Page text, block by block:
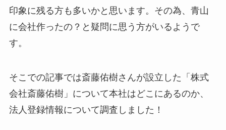
印象に残る方も多いかと思います。その為、青山
に会社作ったの？と疑問に思う方がいるようで
す。
そこでの記事では斎藤佑樹さんが設立した「株式
会社斎藤佑樹」について本社はどこにあるのか、
法人登録情報について調査しました！